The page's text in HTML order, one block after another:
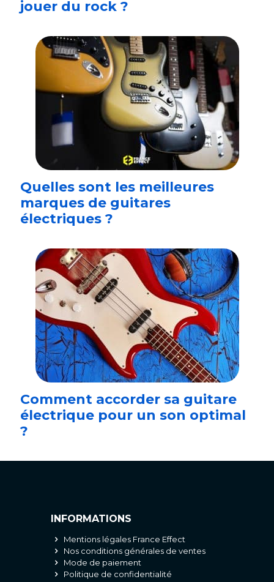
jouer du rock ?
Quelles sont les meilleures
marques de guitares
électriques ?
Comment accorder sa guitare
électrique pour un son optimal
?
INFORMATIONS
Mentions légales France Effect
Nos conditions générales de ventes
Mode de paiement
Politique de confidentialité